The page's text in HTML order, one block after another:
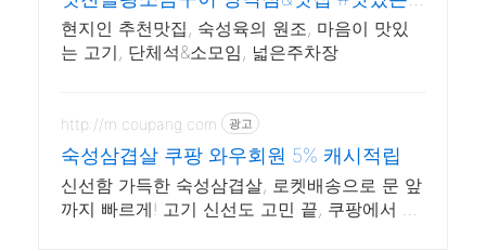
고기집
현지인 추천맛집, 숙성육의 원조, 마음이 맛있
는 고기, 단체석&소모임, 넓은주차장
http://m.coupang.com 광고
숙성삼겹살 쿠팡 와우회원 5% 캐시적립
신선함 가득한 숙성삼겹살, 로켓배송으로 문 앞
까지 빠르게! 고기 신선도 고민 끝, 쿠팡에서 엄